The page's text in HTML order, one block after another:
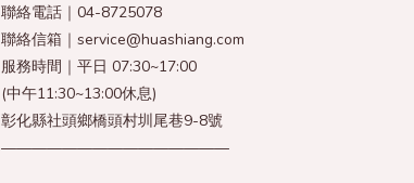
聯絡電話｜04-8725078
聯絡信箱｜service@huashiang.com
服務時間｜平日 07:30~17:00
(中午11:30~13:00休息)
彰化縣社頭鄉橋頭村圳尾巷9-8號
———————————————